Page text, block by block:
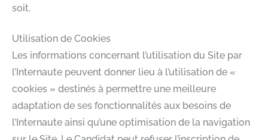
soit.
Utilisation de Cookies
Les informations concernant l’utilisation du Site par
l’Internaute peuvent donner lieu à l’utilisation de «
cookies » destinés à permettre une meilleure
adaptation de ses fonctionnalités aux besoins de
l’Internaute ainsi qu’une optimisation de la navigation